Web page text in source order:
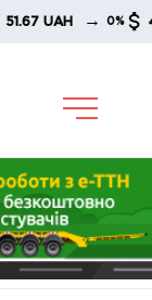
→ 0% 44.76 UAH